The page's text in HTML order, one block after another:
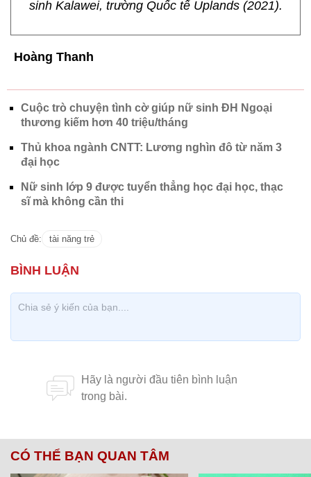
sinh Kalawei, trường Quốc tế Uplands (2021).
Hoàng Thanh
Cuộc trò chuyện tình cờ giúp nữ sinh ĐH Ngoại
thương kiếm hơn 40 triệu/tháng
Thủ khoa ngành CNTT: Lương nghìn đô từ năm 3
đại học
Nữ sinh lớp 9 được tuyển thẳng học đại học, thạc
sĩ mà không cần thi
Chủ đề: tài năng trẻ
CÓ THỂ BẠN QUAN TÂM